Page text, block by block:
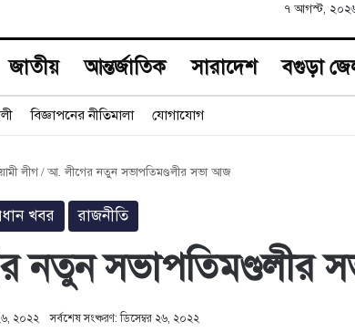
৭ আগস্ট, ২০২৬
জাতীয় আন্তর্জাতিক সারাদেশ বগুড়া
বিজ্ঞাপনের নীতিমালা যোগাযোগ
লীগ/আ. লীগের নতুন সভাপতিমণ্ডলীর সভা আজ
খবর রাজনীতি
নতুন সভাপতিমণ্ডলীর
২০২২ সর্বশেষ সংষ্করণ: ডিসেম্বর ২৬, ২০২২